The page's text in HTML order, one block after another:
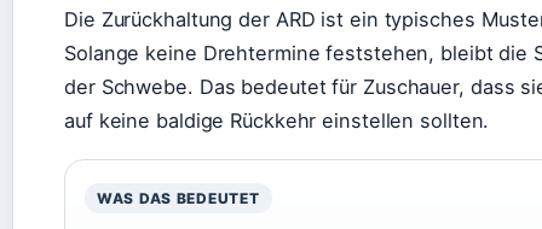
Die Zurückhaltung der ARD ist ein typisches
Solange keine Drehtermine feststehen, bleibt die
der Schwebe. Das bedeutet für Zuschauer, dass
auf keine baldige Rückkehr einstellen sollten.
WAS DAS BEDEUTET